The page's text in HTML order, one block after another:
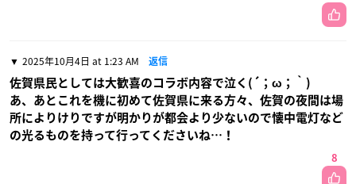
2025年10月4日 at 1:23 AM 返信
佐賀県民としては大歓喜のコラボ内容で泣く(´；ω；｀)
あ、あとこれを機に初めて佐賀県に来る方々、佐賀の夜間は場
所によりけりですが明かりが都会より少ないので懐中電灯など
の光るものを持って行ってくださいね…！
8